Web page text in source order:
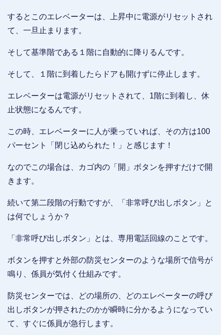
するとこのエレベーターは、上昇中に電源がリセットされ
て、一旦止まります。
そして基準階である１階に自動的に降りるんです。
そして、１階に到着したらドアも開けずに停止します。
エレベーターは電源がリセットされて、1階に到着し、休
止状態になるんです。
この時、エレベーターに人が乗っていれば、その方は100
パーセント「閉じ込められた！」と感じます！
なのでこの場合は、カゴ内の「開」ボタンを押すだけで開
きます。
続いて第二段階の行動ですが、「非常呼び出しボタン」と
は何でしょうか？
「非常呼び出しボタン」とは、専用電話回線のことです。
ボタンを押すと外部の防災センターのような場所で信号が
鳴り、係員が気付く仕組みです。
防災センターでは、どの場所の、どのエレベーターの呼び
出しボタンが押されたのかが瞬時に分かるようになってい
て、すぐに係員が急行します。